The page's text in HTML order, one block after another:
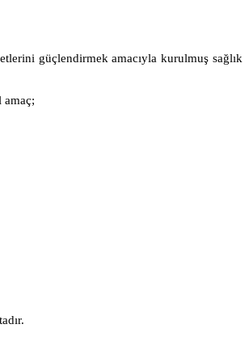
güçlendirmek amacıyla kurulmuş sağlık
amaç;